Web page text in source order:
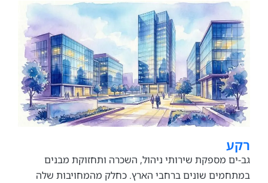
מספקת שירותי ניהול, השכרה ותחזוקת מבנים
שונים ברחבי הארץ. כחלק מהמחויבות שלה